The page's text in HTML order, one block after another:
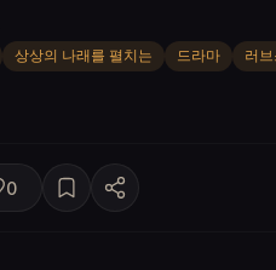
상상의 나래를 펼치는 드라마 러브
0